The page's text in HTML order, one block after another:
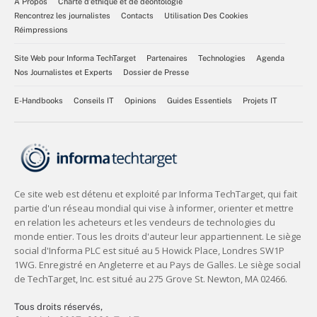
À Propos
Charte d’éthique et de déontologie
Rencontrez les journalistes
Contacts
Utilisation Des Cookies
Réimpressions
Site Web pour Informa TechTarget Partenaires Technologies
Agenda
Nos Journalistes et Experts
Dossier de Presse
E-Handbooks Conseils IT Opinions Guides Essentiels Projets IT
Tous droits réservés,